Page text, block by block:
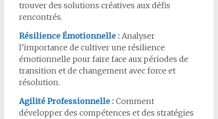
trouver des solutions créatives aux défis
rencontrés.
Résilience Émotionnelle : Analyser
l’importance de cultiver une résilience
émotionnelle pour faire face aux périodes de
transition et de changement avec force et
résolution.
Agilité Professionnelle :Comment
développer des compétences et des stratégies